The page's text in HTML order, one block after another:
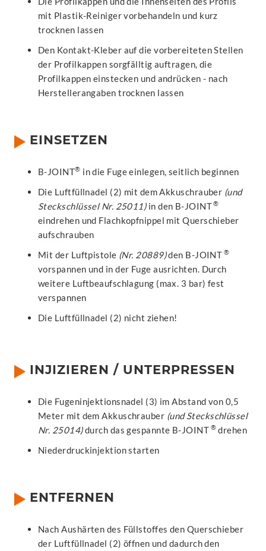
mit Plastik-Reiniger vorbehandeln und kurz
trocknen lassen
Den Kontakt-Kleber auf die vorbereiteten Stellen
der Profilkappen sorgfälltig auftragen, die
Profilkappen einstecken und andrücken - nach
Herstellerangaben trocknen lassen
EINSETZEN
B-JOINT® in die Fuge einlegen, seitlich beginnen
Die Luftfüllnadel (2) mit dem Akkuschrauber (und
Steckschlüssel Nr. 25011)in den B-JOINT®
eindrehen und Flachkopfnippel mit Querschieber
aufschrauben
Mit der Luftpistole (Nr. 20889)den B-JOINT ®
vorspannen und in der Fuge ausrichten. Durch
weitere Luftbeaufschlagung (max. 3 bar) fest
verspannen
Die Luftfüllnadel (2) nicht ziehen!
INJIZIEREN / UNTERPRESSEN
Die Fugeninjektionsnadel (3) im Abstand von 0,5
Meter mit dem Akkuschrauber (und Steckschlüssel
Nr. 25014)durch das gespannte B-JOINT ® drehen
Niederdruckinjektion starten
ENTFERNEN
Nach Aushärten des Füllstoffes den Querschieber
der Luftfüllnadel (2) öffnen und dadurch den